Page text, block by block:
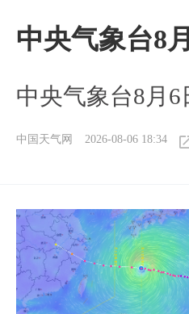
中央气象台8
中央气象台8月
中国天气网 2026-08-06 18:34